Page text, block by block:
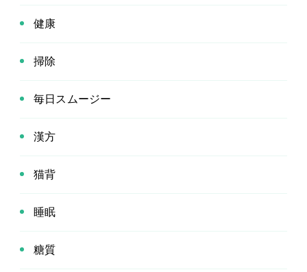
健康
掃除
毎日スムージー
漢方
猫背
睡眠
糖質